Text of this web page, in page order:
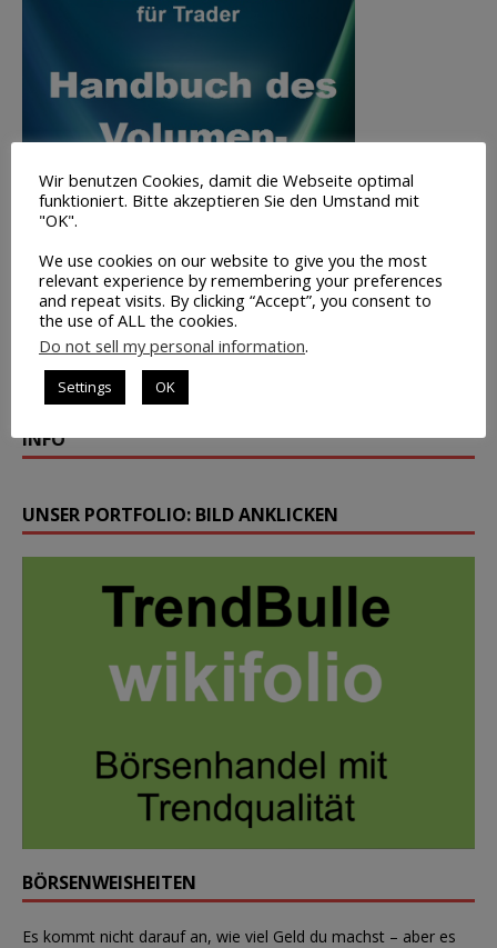
Trading
INFO
UNSER PORTFOLIO: BILD ANKLICKEN
BÖRSENWEISHEITEN
Es kommt nicht darauf an, wie viel Geld du machst – aber es
Wir benutzen Cookies, damit die Webseite optimal
funktioniert. Bitte akzeptieren Sie den Umstand mit
"OK".
We use cookies on our website to give you the most
relevant experience by remembering your preferences
and repeat visits. By clicking “Accept”, you consent to
the use of ALL the cookies.
Do not sell my personal information.
Settings OK